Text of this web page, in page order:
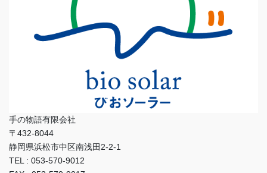
手の物語有限会社
〒432-8044
静岡県浜松市中区南浅田2-2-1
TEL : 053-570-9012